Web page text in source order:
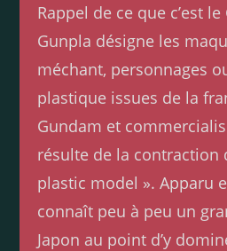
Rappel de ce que c’est
Gunpla désigne les
méchant, personnages
plastique issues de la
Gundam et
résulte de la contraction
plastic model ». Apparu
connaît peu à peu un
Japon au point d’y